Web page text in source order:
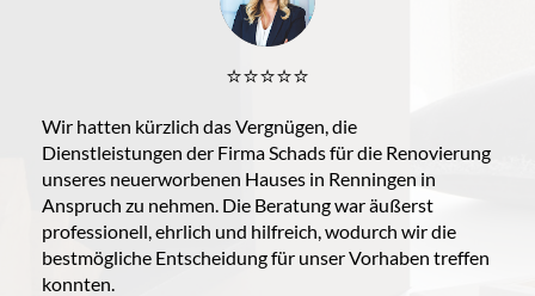
⭐️⭐️⭐️⭐️⭐️
Wir hatten kürzlich das Vergnügen, die
Dienstleistungen der Firma Schads für die Renovierung
unseres neuerworbenen Hauses in Renningen in
Anspruch zu nehmen. Die Beratung war äußerst
professionell, ehrlich und hilfreich, wodurch wir die
bestmögliche Entscheidung für unser Vorhaben treffen
konnten.